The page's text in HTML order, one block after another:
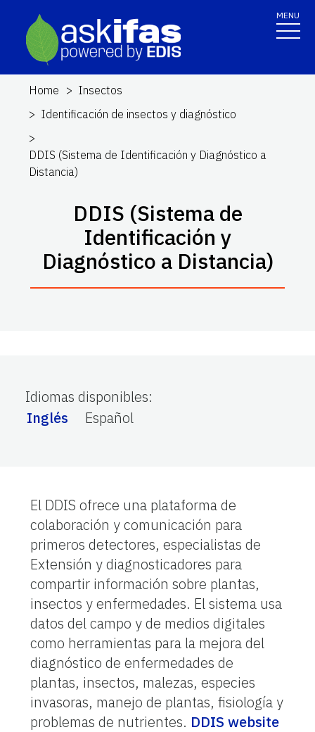
MENU
Home
Insectos
Identificación de insectos y diagnóstico
DDIS (Sistema de Identificación y Diagnóstico a
Distancia)
DDIS (Sistema de
Identificación y
Diagnóstico a Distancia)
Idiomas disponibles:
Inglés
Español
El DDIS ofrece una plataforma de
colaboración y comunicación para
primeros detectores, especialistas de
Extensión y diagnosticadores para
compartir información sobre plantas,
insectos y enfermedades. El sistema usa
datos del campo y de medios digitales
como herramientas para la mejora del
diagnóstico de enfermedades de
plantas, insectos, malezas, especies
invasoras, manejo de plantas, fisiología y
problemas de nutrientes. DDIS website